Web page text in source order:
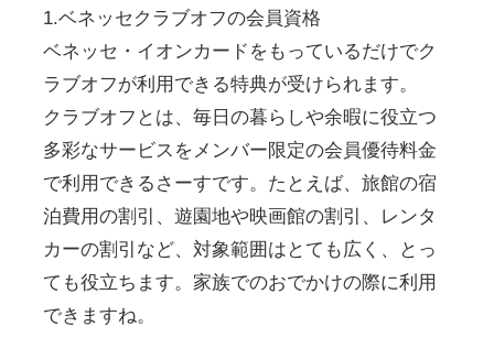
1.ベネッセクラブオフの会員資格
ベネッセ・イオンカードをもっているだけでク
ラブオフが利用できる特典が受けられます。
クラブオフとは、毎日の暮らしや余暇に役立つ
多彩なサービスをメンバー限定の会員優待料金
で利用できるさーすです。たとえば、旅館の宿
泊費用の割引、遊園地や映画館の割引、レンタ
カーの割引など、対象範囲はとても広く、とっ
ても役立ちます。家族でのおでかけの際に利用
できますね。